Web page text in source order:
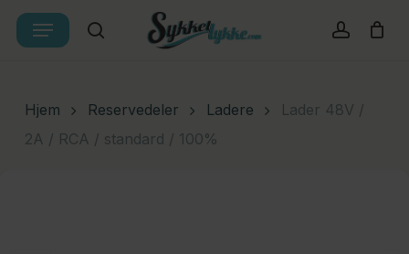
Skip
Products
search
search account
Menu
Cart
Close
Hjem Reservedeler Ladere
Lader 48V /
2A / RCA / standard / 100%